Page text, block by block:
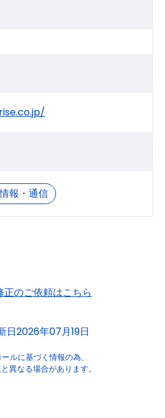
情報・通信
正のご依頼はこちら
日2026年07月19日
ルに基づく情報の為、
異なる場合があります。